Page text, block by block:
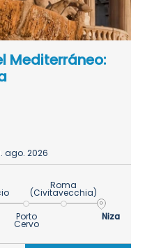
Mediterráneo:
ago. 2026
Porto
Cervo
Roma
(Civitavecchia)
Niza